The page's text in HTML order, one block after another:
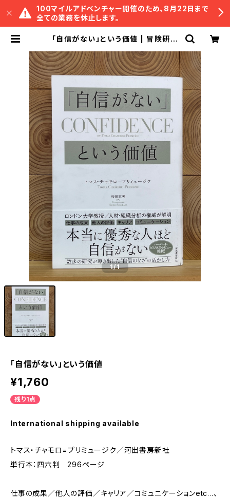
100マイルアドベンチャー開催のため、8月22日まで
全ての業務を休止します。
「自信がない」という価値 | 冒険研究
1/1
「自信がない」という価値
¥1,760
残り1点
International shipping available
トマス・チャモロ=プリミュージク／河出書房新社
単行本：四六判 296ページ
仕事の成果／他人の評価／キャリア／コミュニケーションetc…、